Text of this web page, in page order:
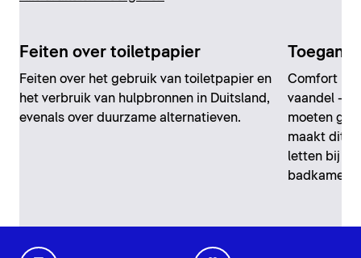
Feiten over toiletpapier
Feiten over het gebruik van toiletpapier en
het verbruik van hulpbronnen in Duitsland,
evenals over duurzame alternatieven.
Comfort in
vaandel –
moeten
maakt dit
letten bij
badkamer?